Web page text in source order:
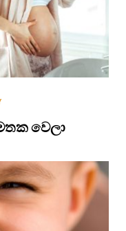
වෙලා